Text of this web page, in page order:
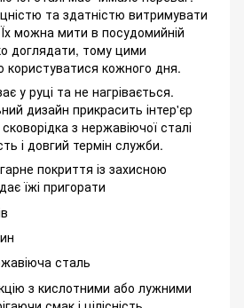
та здатністю витримувати
можна мити в посудомийній
доглядати, тому цими
користуватися кожного дня.
у руці та не нагрівається.
дизайн прикрасить інтер'єр
з нержавіючої сталі
і довгий термін служби.
покриття із захисною
їжі пригорати
сталь
з кислотними або лужними